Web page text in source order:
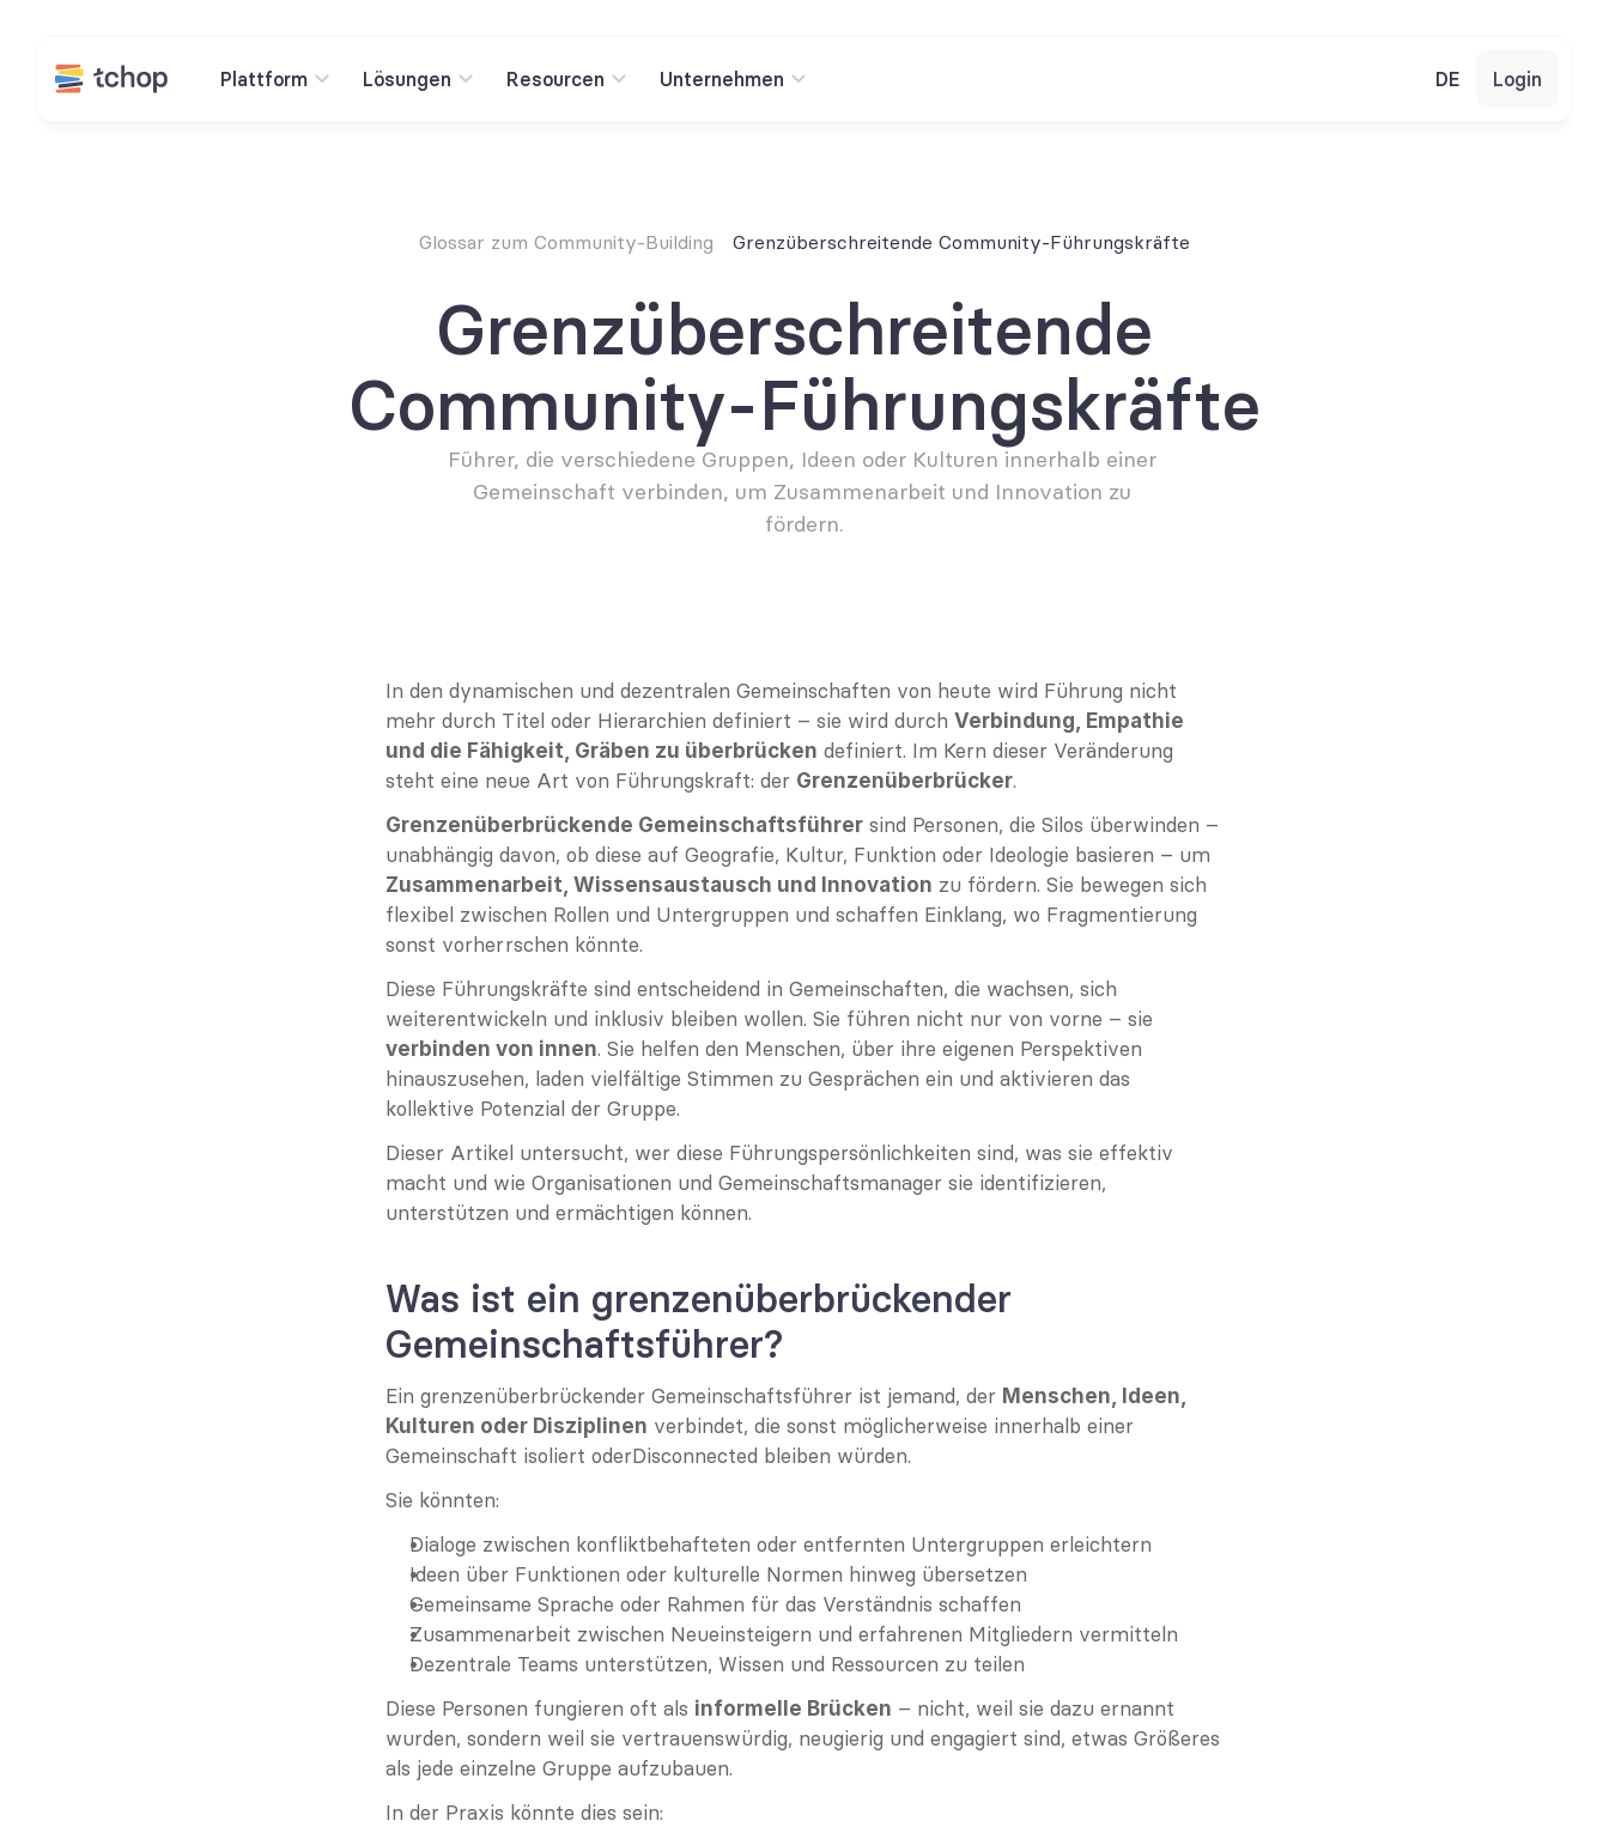
Plattform Lösungen Resourcen Unternehmen DE Login
Glossar zum Community-Building Grenzüberschreitende Community-Führungskräfte
Grenzüberschreitende
Community-Führungskräfte
Führer, die verschiedene Gruppen, Ideen oder Kulturen innerhalb einer
Gemeinschaft verbinden, um Zusammenarbeit und Innovation zu
fördern.
In den dynamischen und dezentralen Gemeinschaften von heute wird Führung nicht
mehr durch Titel oder Hierarchien definiert – sie wird durch Verbindung, Empathie
und die Fähigkeit, Gräben zu überbrücken definiert. Im Kern dieser Veränderung
steht eine neue Art von Führungskraft: der Grenzenüberbrücker.
Grenzenüberbrückende Gemeinschaftsführer sind Personen, die Silos überwinden –
Zusammenarbeit, Wissensaustausch und Innovation zu fördern. Sie bewegen sich
flexibel zwischen Rollen und Untergruppen und schaffen Einklang, wo Fragmentierung
sonst vorherrschen könnte.
Diese Führungskräfte sind entscheidend in Gemeinschaften, die wachsen, sich
verbinden von innen. Sie helfen den Menschen, über ihre eigenen Perspektiven
hinauszusehen, laden vielfältige Stimmen zu Gesprächen ein und aktivieren das
kollektive Potenzial der Gruppe.
Dieser Artikel untersucht, wer diese Führungspersönlichkeiten sind, was sie effektiv
macht und wie Organisationen und Gemeinschaftsmanager sie identifizieren,
unterstützen und ermächtigen können.
Was ist ein grenzenüberbrückender
Gemeinschaftsführer?
Ein grenzenüberbrückender Gemeinschaftsführer ist jemand, der Menschen, Ideen,
Kulturen oder Disziplinen verbindet, die sonst möglicherweise innerhalb einer
Gemeinschaft isoliert oderDisconnected bleiben würden.
Sie könnten:
Dialoge zwischen konfliktbehafteten oder entfernten Untergruppen erleichtern
Ideen über Funktionen oder kulturelle Normen hinweg übersetzen
Gemeinsame Sprache oder Rahmen für das Verständnis schaffen
Zusammenarbeit zwischen Neueinsteigern und erfahrenen Mitgliedern vermitteln
Dezentrale Teams unterstützen, Wissen und Ressourcen zu teilen
Diese Personen fungieren oft als informelle Brücken – nicht, weil sie dazu ernannt
wurden, sondern weil sie vertrauenswürdig, neugierig und engagiert sind, etwas Größeres
als jede einzelne Gruppe aufzubauen.
In der Praxis könnte dies sein: